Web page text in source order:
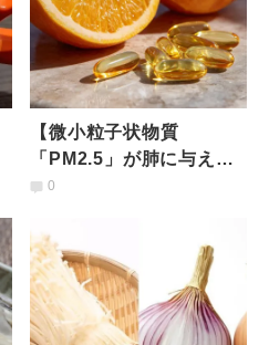
【微小粒子状物質
「PM2.5」が肺に与える
ダメージを抑える？！】
ンCの驚くべき炎症抑制
効果
0